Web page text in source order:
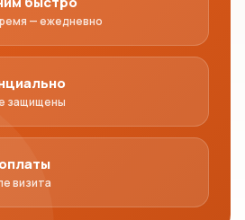
— ежедневно
защищены
визита